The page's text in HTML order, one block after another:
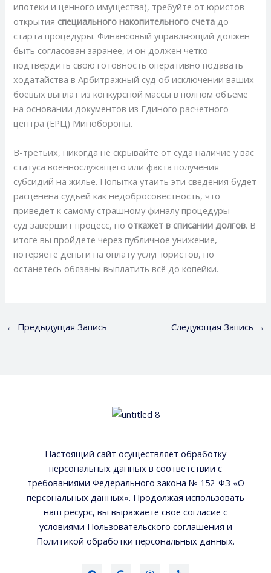
ипотеки и ценного имущества), требуйте от юристов
открытия специального накопительного счета до
старта процедуры. Финансовый управляющий должен
быть согласован заранее, и он должен четко
подтвердить свою готовность оперативно подавать
ходатайства в Арбитражный суд об исключении ваших
боевых выплат из конкурсной массы в полном объеме
на основании документов из Единого расчетного
центра (ЕРЦ) Минобороны.
В-третьих, никогда не скрывайте от суда наличие у вас
статуса военнослужащего или факта получения
субсидий на жилье. Попытка утаить эти сведения будет
расценена судьей как недобросовестность, что
приведет к самому страшному финалу процедуры —
суд завершит процесс, но откажет в списании долгов. В
итоге вы пройдете через публичное унижение,
потеряете деньги на оплату услуг юристов, но
останетесь обязаны выплатить всё до копейки.
← Предыдущая Запись Следующая Запись →
Настоящий сайт осуществляет обработку
персональных данных в соответствии с
требованиями Федерального закона № 152-ФЗ «О
персональных данных». Продолжая использовать
наш ресурс, вы выражаете свое согласие с
условиями Пользовательского соглашения и
Политикой обработки персональных данных.